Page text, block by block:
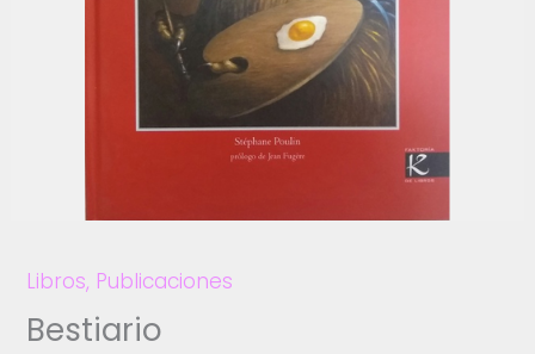
Libros, Publicaciones
Bestiario